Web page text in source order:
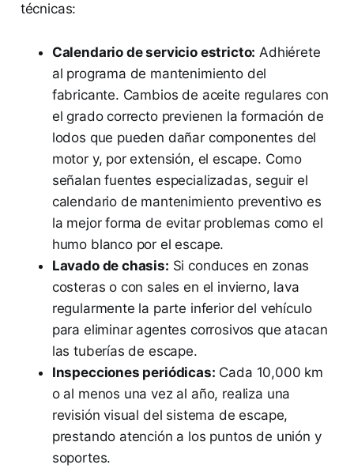
técnicas:
Calendario de servicio estricto: Adhiérete
al programa de mantenimiento del
fabricante. Cambios de aceite regulares con
el grado correcto previenen la formación de
lodos que pueden dañar componentes del
motor y, por extensión, el escape. Como
señalan fuentes especializadas, seguir el
calendario de mantenimiento preventivo es
la mejor forma de evitar problemas como el
humo blanco por el escape.
Lavado de chasis: Si conduces en zonas
costeras o con sales en el invierno, lava
regularmente la parte inferior del vehículo
para eliminar agentes corrosivos que atacan
las tuberías de escape.
Inspecciones periódicas: Cada 10,000 km
o al menos una vez al año, realiza una
revisión visual del sistema de escape,
prestando atención a los puntos de unión y
soportes.